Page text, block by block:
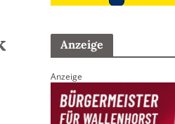
Anzeige
Anzeige